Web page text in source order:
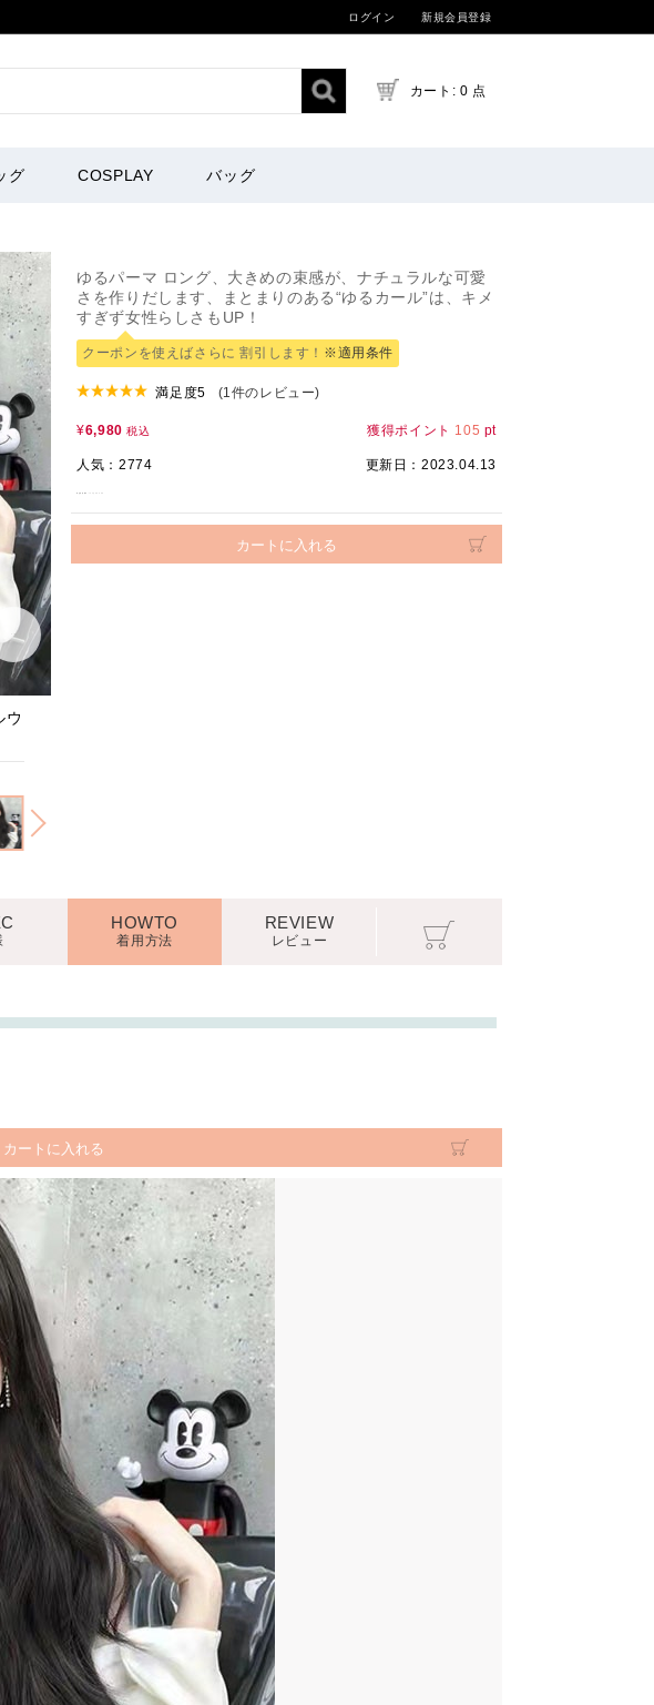
ログイン 新規会員登録
カート: 0 点
グ COSPLAY バッグ
ウ
ゆるパーマ ロング、大きめの束感が、ナチュラルな可愛
さを作りだします、まとまりのある“ゆるカール”は、キメ
すぎず女性らしさもUP！
クーポンを使えばさらに 割引します！ ※適用条件
満足度5 (1件のレビュー)
¥6,980 税込 獲得ポイント 105 pt
人気：2774 更新日：2023.04.13
HOWTO
着用方法
REVIEW
レビュー